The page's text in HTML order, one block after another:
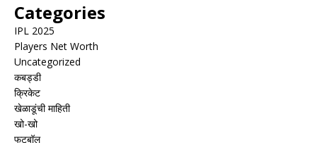
Categories
IPL 2025
Players Net Worth
Uncategorized
कबड्डी
क्रिकेट
खेळाडूंची माहिती
खो-खो
फुटबॉल